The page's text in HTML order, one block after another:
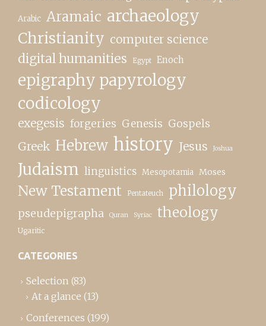
Arabic Aramaic archaeology
Christianity computer science
digital humanities Egypt Enoch
epigraphy papyrology
codicology
exegesis forgeries Genesis Gospels
Greek Hebrew history Jesus Joshua
Judaism linguistics Mesopotamia Moses
New Testament Pentateuch philology
pseudepigrapha Quran Syriac theology
Ugaritic
CATEGORIES
Selection (83)
At a glance (13)
Conferences (199)